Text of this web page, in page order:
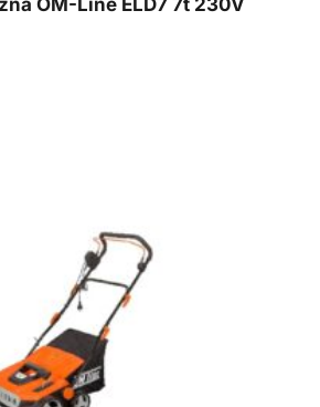
OM-Line ELD7 7t 230V